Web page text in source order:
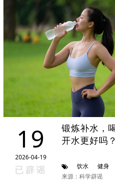
19
2026-04-19
已辟谣
锻炼补水，
开水更好吗？
饮水
健身
来源：科学辟谣